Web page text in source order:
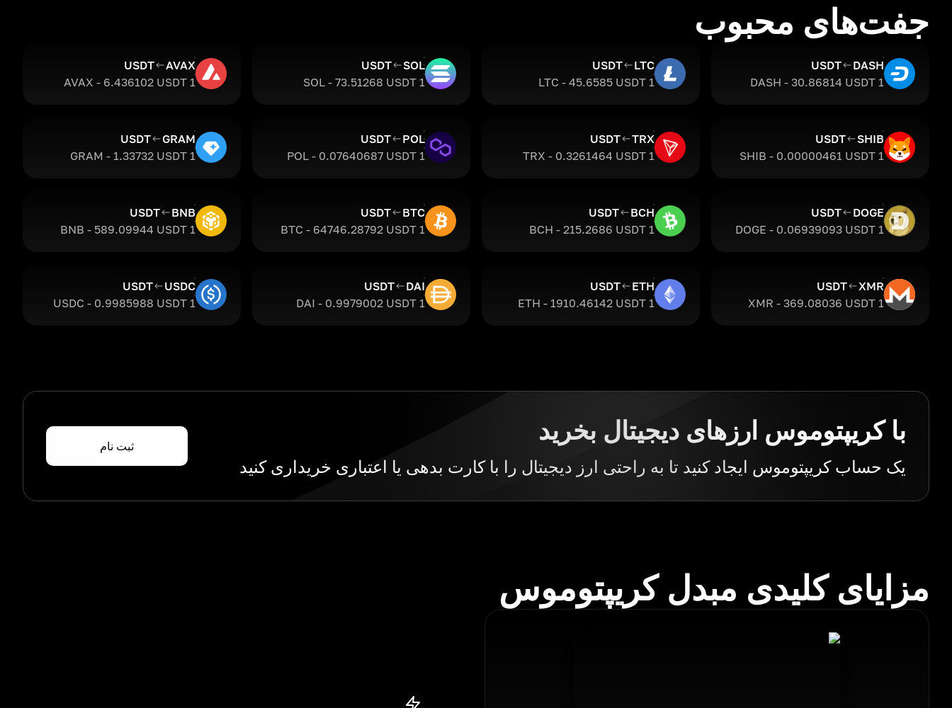
جفت‌های محبوب
DASH
USDT
1 DASH - 30.86814 USDT
LTC
USDT
1 LTC - 45.6585 USDT
SOL
USDT
1 SOL - 73.51268 USDT
AVAX
USDT
1 AVAX - 6.436102 USDT
SHIB
USDT
1 SHIB - 0.00000461 USDT
TRX
USDT
1 TRX - 0.3261464 USDT
POL
USDT
1 POL - 0.07640687 USDT
GRAM
USDT
1 GRAM - 1.33732 USDT
DOGE
USDT
1 DOGE - 0.06939093 USDT
BCH
USDT
1 BCH - 215.2686 USDT
BTC
USDT
1 BTC - 64746.28792 USDT
BNB
USDT
1 BNB - 589.09944 USDT
XMR
USDT
1 XMR - 369.08036 USDT
ETH
USDT
1 ETH - 1910.46142 USDT
DAI
USDT
1 DAI - 0.9979002 USDT
USDC
USDT
1 USDC - 0.9985988 USDT
با کریپتوموس ارزهای دیجیتال بخرید
یک حساب کریپتوموس ایجاد کنید تا به راحتی ارز دیجیتال را با کارت بدهی یا اعتباری خریداری کنید
ثبت نام
مزایای کلیدی مبدل کریپتوموس